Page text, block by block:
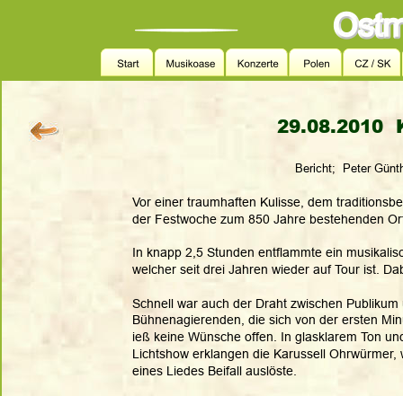
29.08.2010
Bericht;  Peter
Vor einer traumhaften Kulisse, dem
der Festwoche zum 850 Jahre bestehenden
In knapp 2,5 Stunden entflammte ein
welcher seit drei Jahren wieder auf Tour ist.
Schnell war auch der Draht zwischen
Bühnenagierenden, die sich von der ersten
ieß keine Wünsche offen. In glasklarem Ton
Lichtshow erklangen die Karussell
eines Liedes Beifall auslöste.